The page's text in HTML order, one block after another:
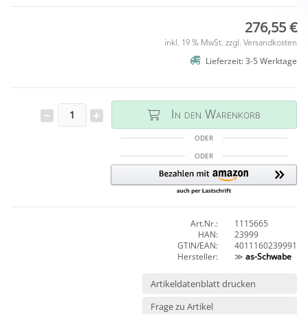
276,55 €
inkl. 19 % MwSt. zzgl. Versandkosten
Lieferzeit: 3-5 Werktage
In den Warenkorb
ODER
ODER
Art.Nr.:
1115665
HAN:
23999
GTIN/EAN:
4011160239991
Hersteller:
≫ as-Schwabe
Artikeldatenblatt drucken
Frage zu Artikel